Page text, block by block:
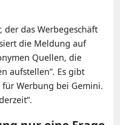
der das Werbegeschäft
die Meldung auf
Quellen, die
aufstellen“. Es gibt
für Werbung bei Gemini.